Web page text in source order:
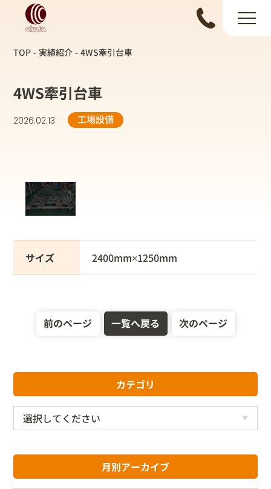
TOP 実績紹介 4WS牽引台車
4WS牽引台車
2026.02.13 工場設備
サイズ 2400mm×1250mm
前のページ 一覧へ戻る 次のページ
カテゴリ
月別アーカイブ